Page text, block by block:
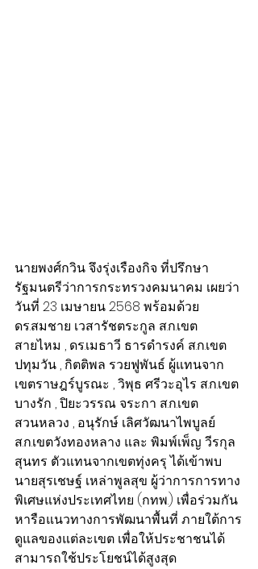
นายพงศ์กวิน จึงรุ่งเรืองกิจ ที่ปรึกษา
รัฐมนตรีว่าการกระทรวงคมนาคม เผยว่า
วันที่ 23 เมษายน 2568 พร้อมด้วย
ดร.สมชาย เวสารัชตระกูล ส.ก.เขต
สายไหม , ดร.เมธาวี ธารดำรงค์ ส.ก.เขต
ปทุมวัน , กิตติพล รวยฟูพันธ์ ผู้แทนจาก
เขตราษฎร์บูรณะ , วิพุธ ศรีวะอุไร ส.ก.เขต
บางรัก , ปิยะวรรณ จระกา ส.ก.เขต
สวนหลวง , อนุรักษ์ เลิศวัฒนาไพบูลย์
ส.ก.เขตวังทองหลาง และ พิมพ์เพ็ญ วีรกุล
สุนทร ตัวแทนจากเขตทุ่งครุ ได้เข้าพบ
นายสุรเชษฐ์ เหล่าพูลสุข ผู้ว่าการการทาง
พิเศษแห่งประเทศไทย (กทพ.) เพื่อร่วมกัน
หารือแนวทางการพัฒนาพื้นที่ ภายใต้การ
ดูแลของแต่ละเขต เพื่อให้ประชาชนได้
สามารถใช้ประโยชน์ได้สูงสุด